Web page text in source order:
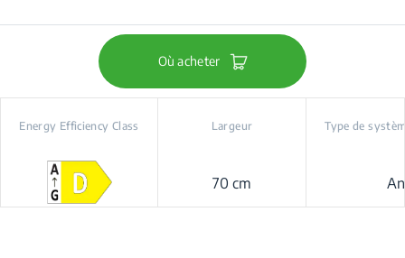
la
page.
Où acheter
Energy Efficiency Class Largeur
70 cm
Type de